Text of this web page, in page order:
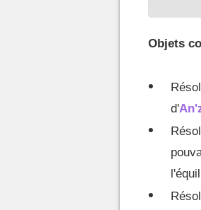
Objets
d'